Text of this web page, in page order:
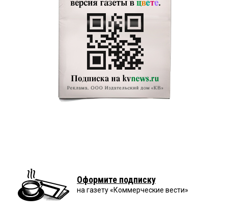
Оформите подписку
на газету «Коммерческие вести»